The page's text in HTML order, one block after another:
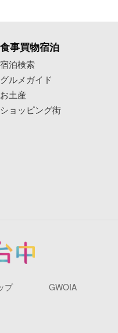
食事買物宿泊
宿泊検索
グルメガイド
お土産
ショッピング街
プ GWOIA